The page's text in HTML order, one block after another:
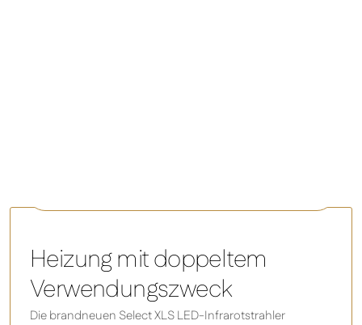
Heizung mit doppeltem
Verwendungszweck
Die brandneuen Select XLS LED-Infrarotstrahler